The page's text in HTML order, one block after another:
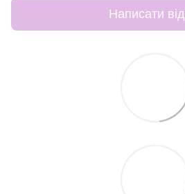
Написати